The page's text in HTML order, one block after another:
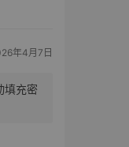
年4月7日
填充密